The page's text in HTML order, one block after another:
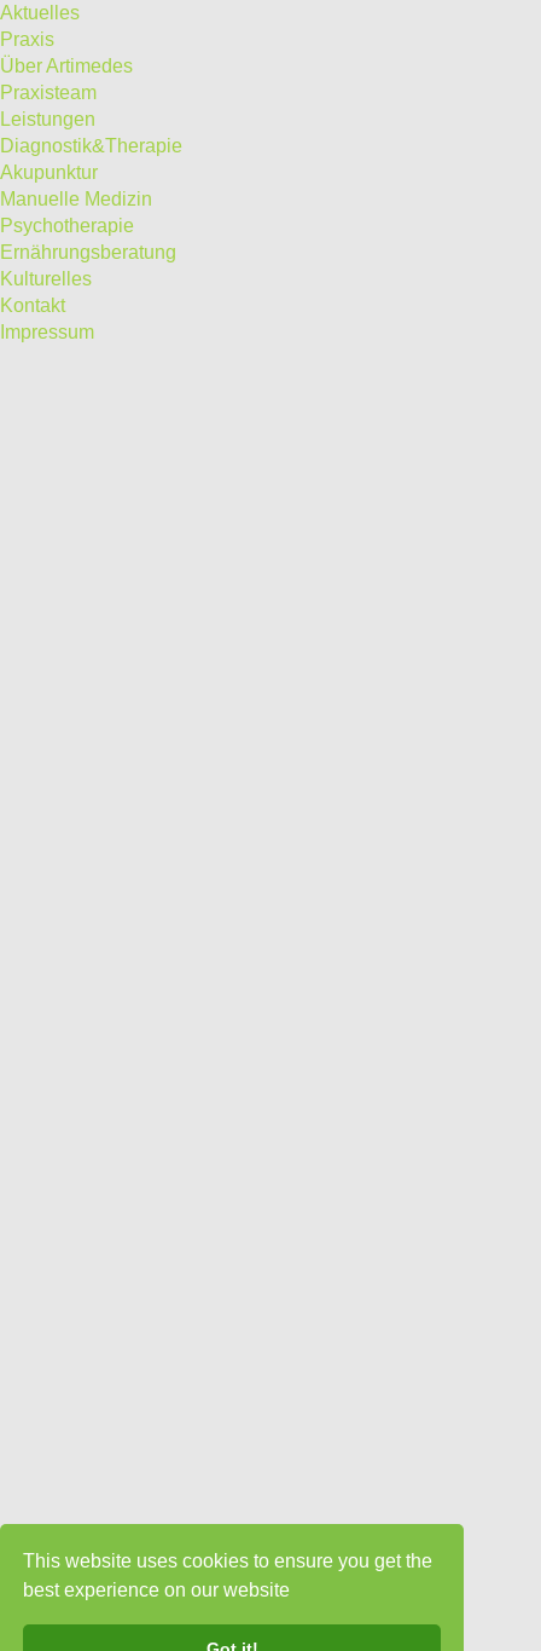
This website uses cookies to ensure you get the
best experience on our website
Aktuelles
Praxis
Über Artimedes
Praxisteam
Leistungen
Diagnostik&Therapie
Akupunktur
Manuelle Medizin
Psychotherapie
Ernährungsberatung
Kulturelles
Kontakt
Impressum